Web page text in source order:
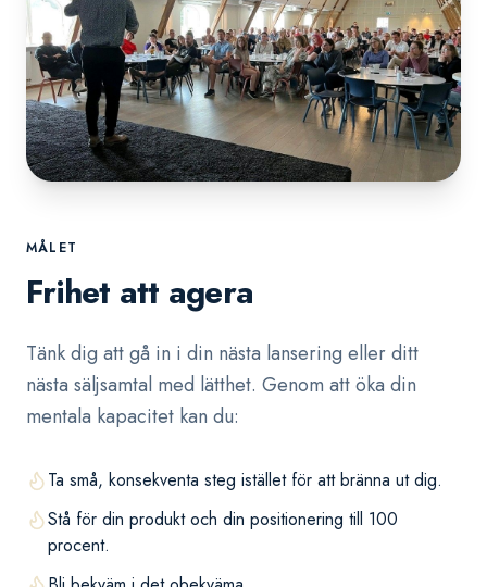
MÅLET
Frihet att agera
Tänk dig att gå in i din nästa lansering eller ditt
nästa säljsamtal med lätthet. Genom att öka din
mentala kapacitet kan du:
Ta små, konsekventa steg istället för att bränna ut dig.
Stå för din produkt och din positionering till 100
procent.